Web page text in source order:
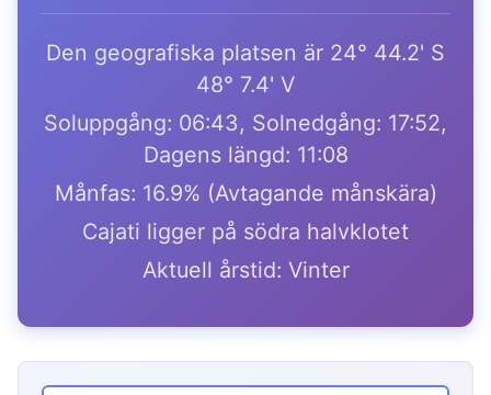
Den geografiska platsen är 24° 44.2' S
48° 7.4' V
Soluppgång: 06:43, Solnedgång: 17:52,
Dagens längd: 11:08
Månfas: 16.9% (Avtagande månskära)
Cajati ligger på södra halvklotet
Aktuell årstid: Vinter